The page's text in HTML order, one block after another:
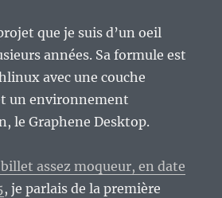
que je suis d’un oeil
années. Sa formule est
avec une couche
un environnement
le Graphene Desktop.
assez moqueur, en date
, je parlais de la première